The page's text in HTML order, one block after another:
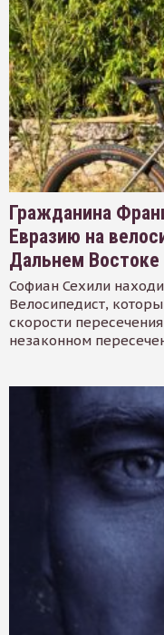
Гражданина
Евразию на
Дальнем Востоке
Софиан Сехили
Велосипедист,
скорости
незаконном